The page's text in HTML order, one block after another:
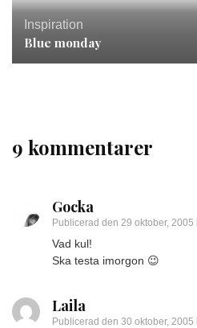
Inspiration
Blue monday
9 kommentarer
Gocka
Publicerad den 29 oktober, 2005
Vad kul!
Ska testa imorgon 😉
Laila
Publicerad den 30 oktober, 2005